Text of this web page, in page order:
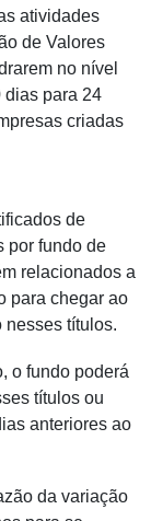
atividades
de Valores
no nível
dias para 24
criadas
de
por fundo de
relacionados a
para chegar ao
nesses títulos.
o fundo poderá
títulos ou
anteriores ao
da variação